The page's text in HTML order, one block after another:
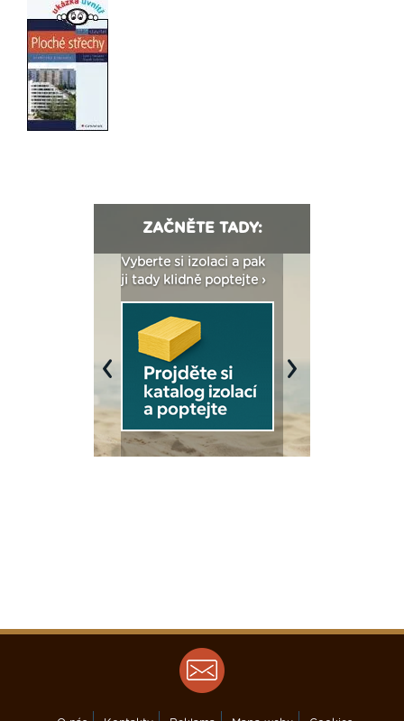
ZAČNĚTE TADY:
Vyberte si izolaci a pak
ji tady klidně poptejte ›
Previous Next